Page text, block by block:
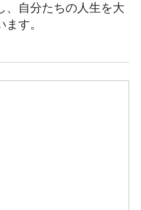
、自分たちの人生を大
す。